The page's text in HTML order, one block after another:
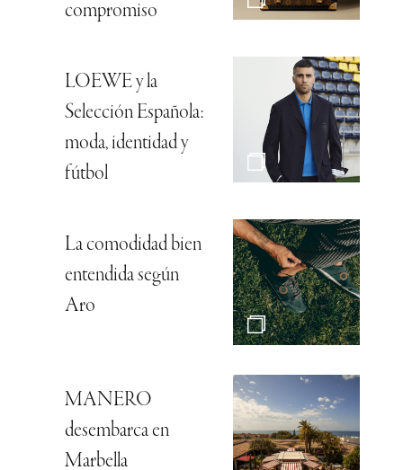
compromiso
LOEWE y la
Selección Española:
moda, identidad y
fútbol
La comodidad bien
entendida según
Aro
MANERO
desembarca en
Marbella